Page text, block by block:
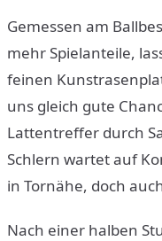
Gemessen am
mehr Spielanteile,
feinen
uns gleich gute
Lattentreffer durch
Schlern wartet auf
in Tornähe, doch
Nach einer halben